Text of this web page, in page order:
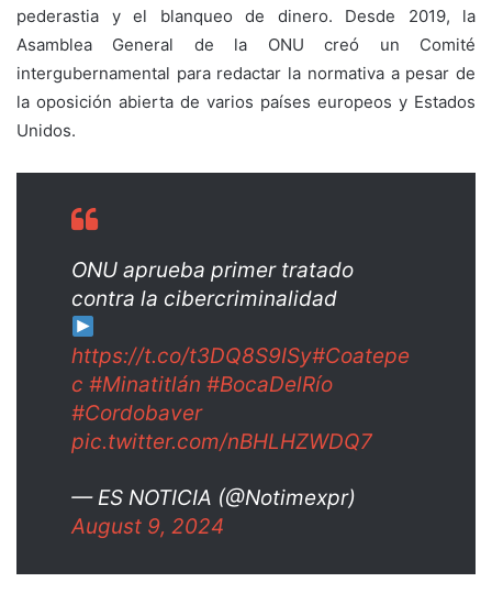
pederastia y el blanqueo de dinero. Desde 2019, la
Asamblea General de la ONU creó un Comité
intergubernamental para redactar la normativa a pesar de
la oposición abierta de varios países europeos y Estados
Unidos.
ONU aprueba primer tratado
contra la cibercriminalidad
https://t.co/t3DQ8S9ISy#Coatepe
c #Minatitlán #BocaDelRío
#Cordobaver
pic.twitter.com/nBHLHZWDQ7
— ES NOTICIA (@Notimexpr)
August 9, 2024